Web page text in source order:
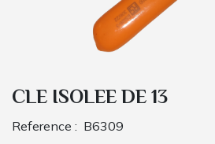
CLE ISOLEE DE 13
Reference : B6309